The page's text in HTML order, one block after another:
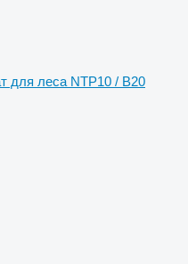
для леса NTP10 / B20